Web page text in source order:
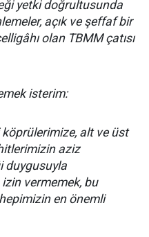
yetki doğrultusunda
açık ve şeffaf bir
olan TBMM çatısı
isterim:
alt ve üst
aziz
duygusuyla
izin vermemek, bu
en önemli